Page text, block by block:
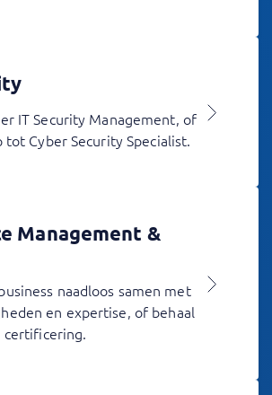
IT Security Management, of
Cyber Security Specialist.
Management &
naadloos samen met
en expertise, of behaal